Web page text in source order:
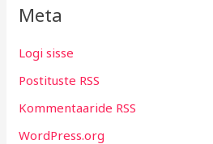
Meta
Logi sisse
Postituste RSS
Kommentaaride RSS
WordPress.org